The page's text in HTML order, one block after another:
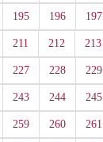
195 196 197
211 212 213
227 228 229
243 244 245
259 260 261